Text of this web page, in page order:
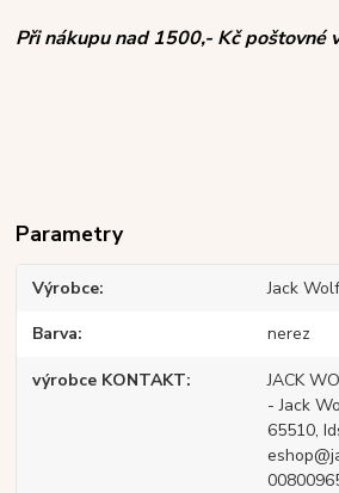
Při nákupu nad 1500,- Kč poštovné
Parametry
Výrobce Jack
Barva nerez
výrobce KONTAKT
JACK
- Jack
65510,